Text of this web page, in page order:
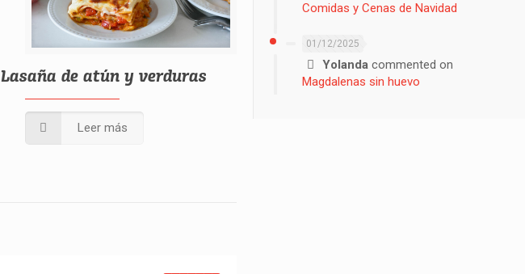
Lasaña de atún y verduras
Leer más
Comidas y Cenas de Navidad
01/12/2025
Yolandacommented on
Magdalenas sin huevo